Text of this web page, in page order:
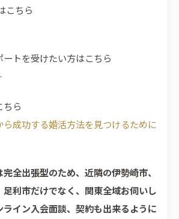
こちら
ートを受けたい方はこちら
ちら
ら成功する婚活方法を見つけるために
全出張型のため、近隣の伊勢崎市、
利市だけでなく、関東全域お伺いし
ライン入会面談、契約も出来るように